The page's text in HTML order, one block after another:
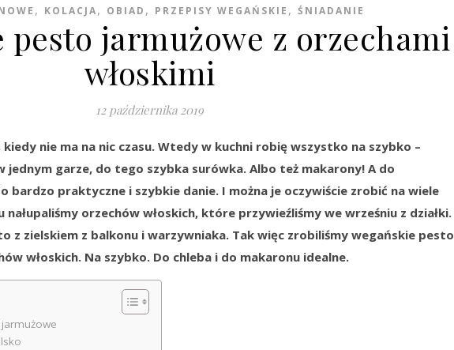
, KOLACJA, OBIAD , PRZEPISY WEGAŃSKIE , ŚNIADANIE
pesto jarmużowe z orzechami
włoskimi
12 października 2019
nie ma na nic czasu. Wtedy w kuchni robię wszystko na szybko –
jednym garze, do tego szybka surówka. Albo też makarony! A do
bardzo praktyczne i szybkie danie. I można je oczywiście zrobić na wiele
nałupaliśmy orzechów włoskich, które przywieźliśmy we wrześniu z działki.
z zielskiem z balkonu i warzywniaka. Tak więc zrobiliśmy wegańskie pesto
włoskich. Na szybko. Do chleba i do makaronu idealne.